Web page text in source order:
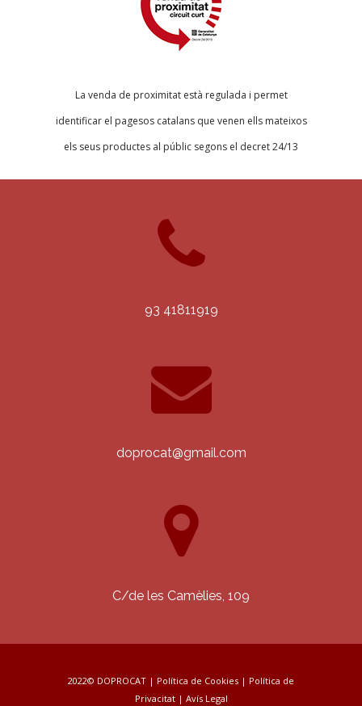
La venda de proximitat està regulada i permet
identificar el pagesos catalans que venen ells mateixos
els seus productes al públic segons el decret 24/13
93 41811919
doprocat@gmail.com
C/de les Camèlies, 109
2022© DOPROCAT | Política de Cookies | Política de
Privacitat| Avís Legal